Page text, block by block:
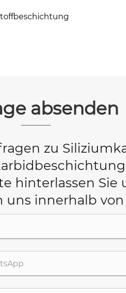
absenden
zu
hinterlassen Sie
uns innerhalb